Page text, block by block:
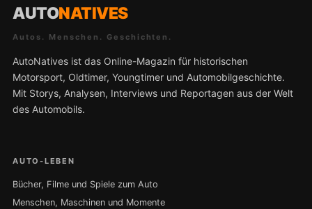
AUTONATIVES
Autos. Menschen. Geschichten.
AutoNatives ist das Online-Magazin für historischen
Motorsport, Oldtimer, Youngtimer und Automobilgeschichte.
Mit Storys, Analysen, Interviews und Reportagen aus der Welt
des Automobils.
AUTO-LEBEN
Bücher, Filme und Spiele zum Auto
Menschen, Maschinen und Momente